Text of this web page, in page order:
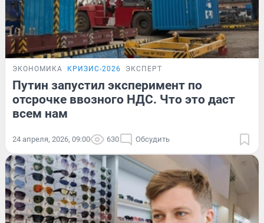
ЭКОНОМИКА КРИЗИС-2026 ЭКСПЕРТ
Путин запустил эксперимент по
отсрочке ввозного НДС. Что это даст
всем нам
24 апреля, 2026, 09:00 630 Обсудить